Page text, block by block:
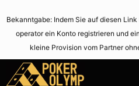
Bekanntgabe: Indem Sie auf diesen
operator ein Konto registrieren und
kleine Provision vom Partner